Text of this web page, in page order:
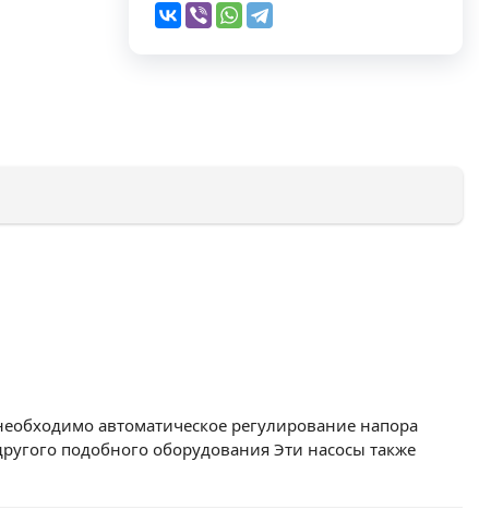
автоматическое регулирование напора
подобного оборудования Эти насосы также